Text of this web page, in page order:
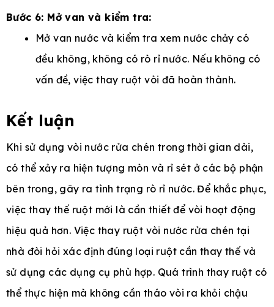
Bước 6: Mở van và kiểm tra:
Mở van nước và kiểm tra xem nước chảy có
đều không, không có rò rỉ nước. Nếu không có
vấn đề, việc thay ruột vòi đã hoàn thành.
Kết luận
Khi sử dụng vòi nước rửa chén trong thời gian dài,
có thể xảy ra hiện tượng mòn và rỉ sét ở các bộ phận
bên trong, gây ra tình trạng rò rỉ nước. Để khắc phục,
việc thay thế ruột mới là cần thiết để vòi hoạt động
hiệu quả hơn. Việc thay ruột vòi nước rửa chén tại
nhà đòi hỏi xác định đúng loại ruột cần thay thế và
sử dụng các dụng cụ phù hợp. Quá trình thay ruột có
thể thực hiện mà không cần tháo vòi ra khỏi chậu